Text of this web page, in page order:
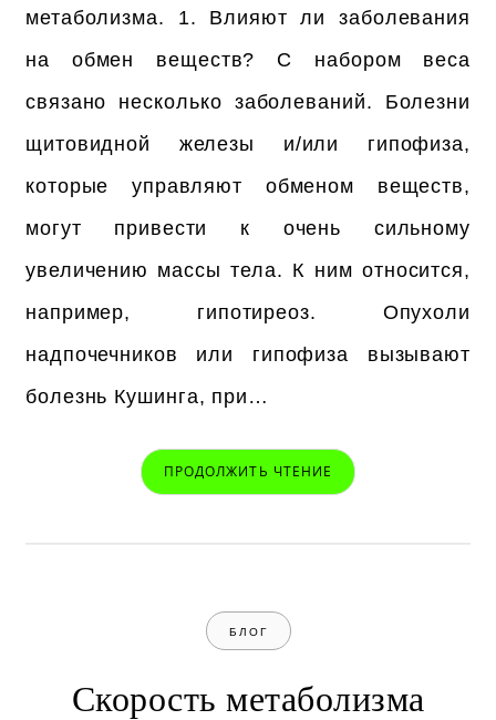
метаболизма. 1. Влияют ли заболевания
на обмен веществ? С набором веса
связано несколько заболеваний. Болезни
щитовидной железы и/или гипофиза,
которые управляют обменом веществ,
могут привести к очень сильному
увеличению массы тела. К ним относится,
например, гипотиреоз. Опухоли
надпочечников или гипофиза вызывают
болезнь Кушинга, при…
ПРОДОЛЖИТЬ ЧТЕНИЕ
БЛОГ
Скорость метаболизма